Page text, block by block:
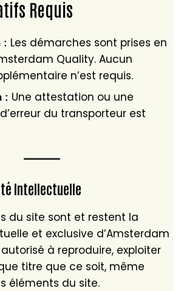
Requis
: Les démarches sont prises en
Quality. Aucun
n’est requis.
: Une attestation ou une
du transporteur est
Intellectuelle
du site sont et restent la
et exclusive d’Amsterdam
autorisé à reproduire, exploiter
titre que ce soit, même
éléments du site.